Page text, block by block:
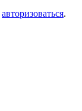
авторизоваться.